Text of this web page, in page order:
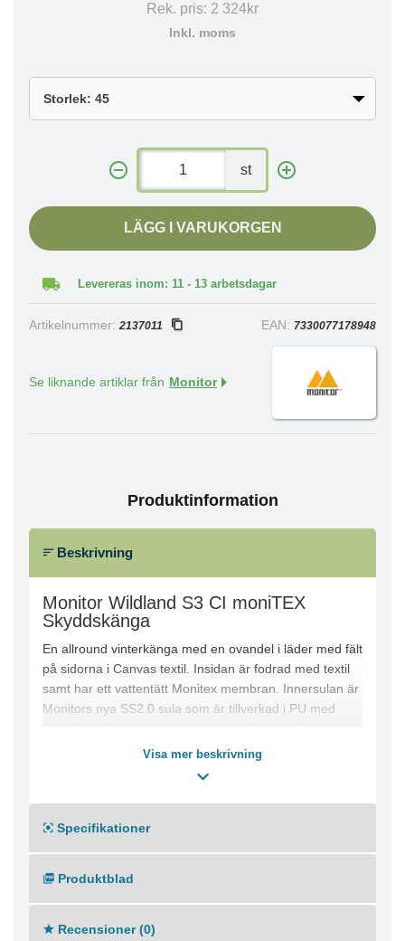
Rek. pris: 2 324kr
Inkl. moms
st
LÄGG I VARUKORGEN
Levereras inom: 11 - 13 arbetsdagar
Artikelnummer: 2137011 EAN: 7330077178948
Se liknande artiklar från Monitor
Produktinformation
Beskrivning
Monitor Wildland S3 CI moniTEX
Skyddskänga
En allround vinterkänga med en ovandel i läder med fält
på sidorna i Canvas textil. Insidan är fodrad med textil
samt har ett vattentätt Monitex membran. Innersulan är
Monitors nya SS2.0 sula som är tillverkad i PU med
isolering. Slitsulan är tillverkad i TPU och mellansulan i
Bred läst
Komposittåhätta och mjukt spiktrampskydd
Visa mer beskrivning
Specifikationer
Produktblad
Recensioner (0)